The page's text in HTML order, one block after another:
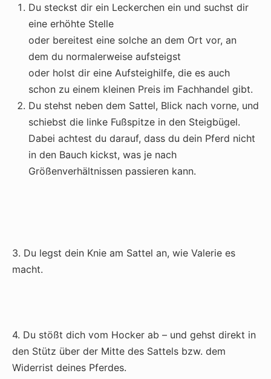
Du steckst dir ein Leckerchen ein und suchst dir
eine erhöhte Stelle
oder bereitest eine solche an dem Ort vor, an
dem du normalerweise aufsteigst
oder holst dir eine Aufsteighilfe, die es auch
schon zu einem kleinen Preis im Fachhandel gibt.
Du stehst neben dem Sattel, Blick nach vorne, und
schiebst die linke Fußspitze in den Steigbügel.
Dabei achtest du darauf, dass du dein Pferd nicht
in den Bauch kickst, was je nach
Größenverhältnissen passieren kann.
3. Du legst dein Knie am Sattel an, wie Valerie es
macht.
4. Du stößt dich vom Hocker ab – und gehst direkt in
den Stütz über der Mitte des Sattels bzw. dem
Widerrist deines Pferdes.